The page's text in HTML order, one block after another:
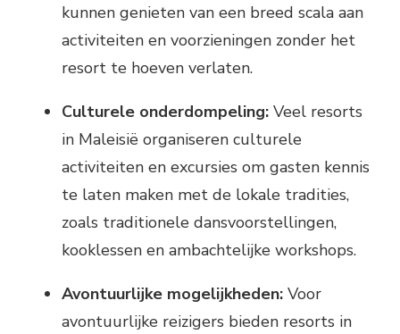
kunnen genieten van een breed scala aan
activiteiten en voorzieningen zonder het
resort te hoeven verlaten.
Culturele onderdompeling: Veel resorts
in Maleisië organiseren culturele
activiteiten en excursies om gasten kennis
te laten maken met de lokale tradities,
zoals traditionele dansvoorstellingen,
kooklessen en ambachtelijke workshops.
Avontuurlijke mogelijkheden: Voor
avontuurlijke reizigers bieden resorts in